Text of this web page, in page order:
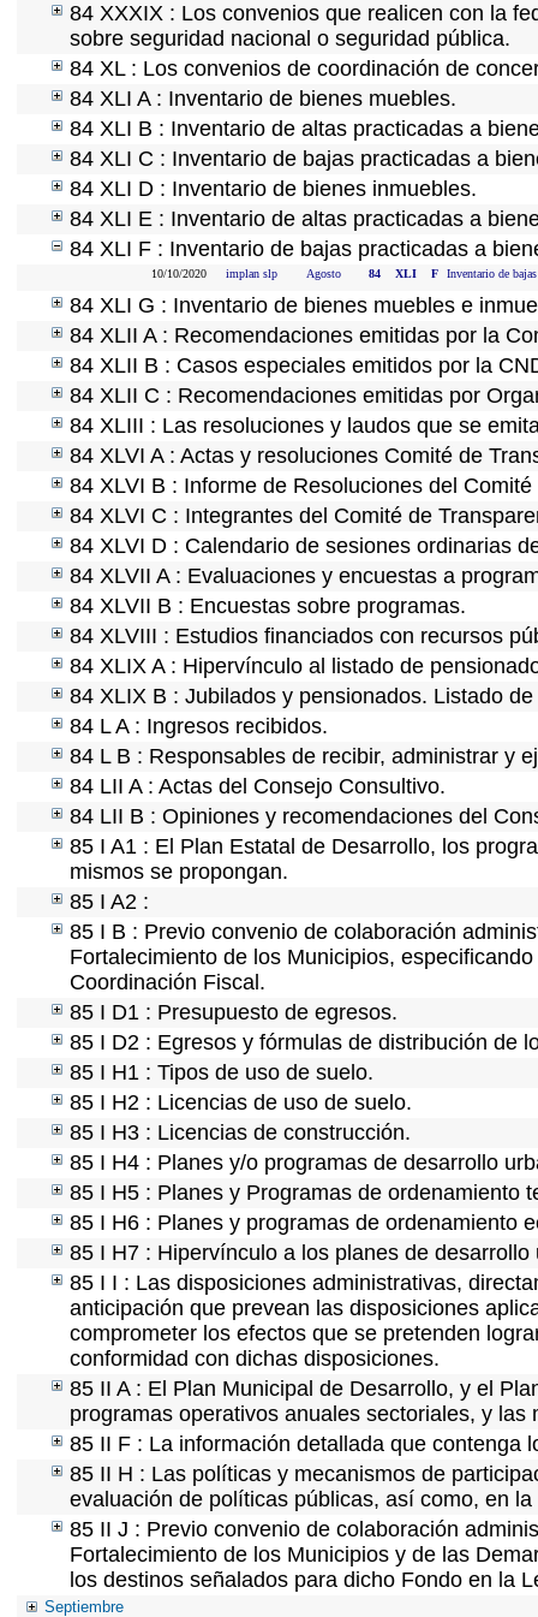
84 XXXIX : Los convenios que realicen con la
sobre seguridad nacional o seguridad pública.
84 XL : Los convenios de coordinación de
84 XLI A : Inventario de bienes muebles.
84 XLI B : Inventario de altas practicadas a
84 XLI C : Inventario de bajas practicadas a
84 XLI D : Inventario de bienes inmuebles.
84 XLI E : Inventario de altas practicadas a
84 XLI F : Inventario de bajas practicadas a
10/10/2020 implan slp Agosto 84 XLI F Inventario de
84 XLI G : Inventario de bienes muebles e
84 XLII A : Recomendaciones emitidas por la
84 XLII B : Casos especiales emitidos por la
84 XLII C : Recomendaciones emitidas por
84 XLIII : Las resoluciones y laudos que se
84 XLVI A : Actas y resoluciones Comité de
84 XLVI B : Informe de Resoluciones del
84 XLVI C : Integrantes del Comité de
84 XLVI D : Calendario de sesiones ordinarias
84 XLVII A : Evaluaciones y encuestas a
84 XLVII B : Encuestas sobre programas.
84 XLVIII : Estudios financiados con recursos
84 XLIX A : Hipervínculo al listado de
84 XLIX B : Jubilados y pensionados. Listado
84 L A : Ingresos recibidos.
84 L B : Responsables de recibir, administrar y
84 LII A : Actas del Consejo Consultivo.
84 LII B : Opiniones y recomendaciones del
85 I A1 : El Plan Estatal de Desarrollo, los
mismos se propongan.
85 I A2 :
85 I B : Previo convenio de colaboración
Fortalecimiento de los Municipios,
Coordinación Fiscal.
85 I D1 : Presupuesto de egresos.
85 I D2 : Egresos y fórmulas de distribución de
85 I H1 : Tipos de uso de suelo.
85 I H2 : Licencias de uso de suelo.
85 I H3 : Licencias de construcción.
85 I H4 : Planes y/o programas de desarrollo
85 I H5 : Planes y Programas de ordenamiento
85 I H6 : Planes y programas de ordenamiento
85 I H7 : Hipervínculo a los planes de desarrollo
85 I I : Las disposiciones administrativas,
anticipación que prevean las disposiciones
comprometer los efectos que se pretenden
conformidad con dichas disposiciones.
85 II A : El Plan Municipal de Desarrollo, y el
programas operativos anuales sectoriales, y
85 II F : La información detallada que contenga
85 II H : Las políticas y mecanismos de
evaluación de políticas públicas, así como, en
85 II J : Previo convenio de colaboración
Fortalecimiento de los Municipios y de las
los destinos señalados para dicho Fondo en la
Septiembre